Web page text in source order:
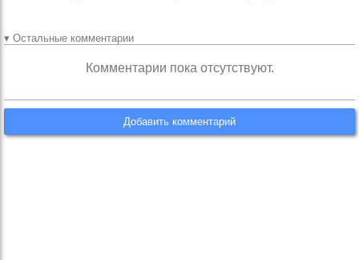
▾ Остальные комментарии
Комментарии пока отсутствуют.
Добавить комментарий